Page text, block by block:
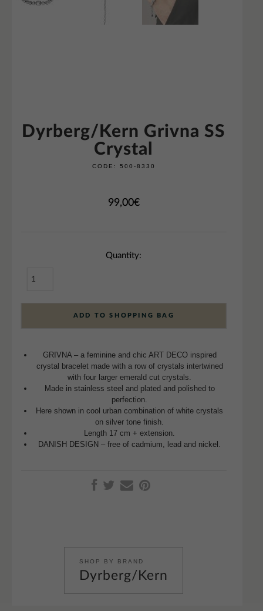
Dyrberg/Kern Grivna SS
Crystal
CODE: 500-8330
99,00€
Quantity:
ADD TO SHOPPING BAG
GRIVNA – a feminine and chic ART DECO inspired
crystal bracelet made with a row of crystals intertwined
with four larger emerald cut crystals.
Made in stainless steel and plated and polished to
perfection.
Here shown in cool urban combination of white crystals
on silver tone finish.
Length 17 cm + extension.
DANISH DESIGN – free of cadmium, lead and nickel.
SHOP BY BRAND
Dyrberg/Kern